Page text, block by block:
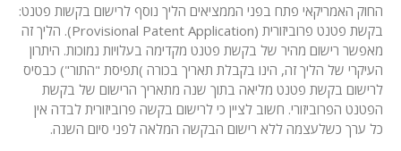
החוק האמריקאי פתח בפני הממציאים הליך נוסף לרישום בקשות פטנט:
בקשת פטנט פרוביזורית (Provisional Patent Application). הליך זה
מאפשר רישום מהיר של בקשת פטנט מקדימה בעלויות נמוכות. היתרון
העיקרי של הליך זה, הינו בקבלת תאריך בכורה )תפיסת "התור") כבסיס
לרישום בקשת פטנט מליאה בתוך שנה מתאריך הרישום של בקשת
הפטנט הפרוביזורי. חשוב לציין כי לרישום בקשה פרוביזורית לבדה אין
כל ערך כשלעצמה ללא רישום הבקשה המלאה לפני סיום השנה.